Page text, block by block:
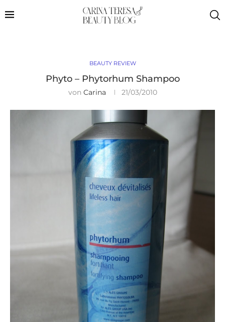
BEAUTY REVIEW
Phyto – Phytorhum Shampoo
von Carina 21/03/2010